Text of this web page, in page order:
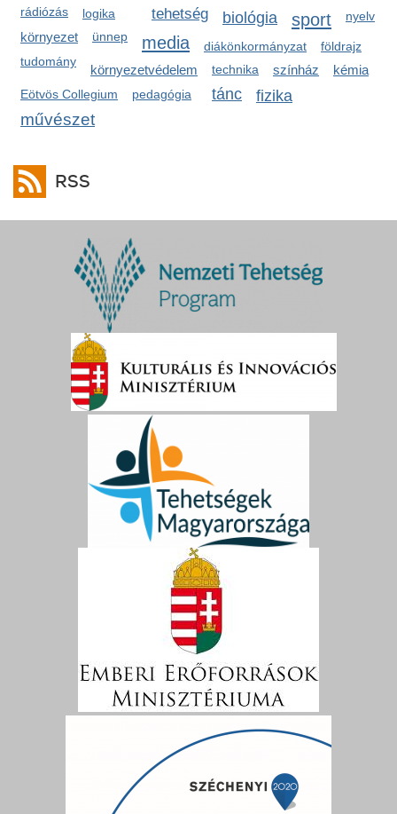
rádiózás tehetség
logika biológia sport
környezet ünnep media diákönkormányzat
földrajz
tudomány
környezetvédelem technika színház
Eötvös Collegium
kémia
pedagógia
nyelv
tánc fizika
művészet
RSS